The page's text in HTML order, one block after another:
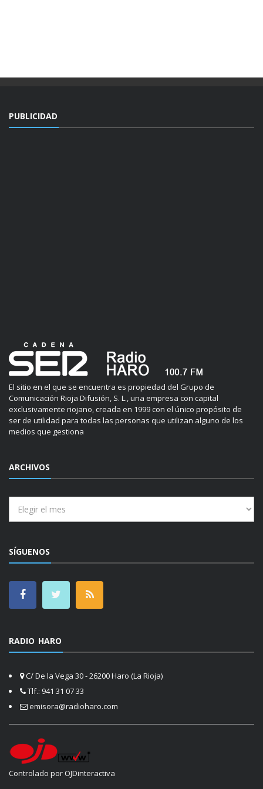
PUBLICIDAD
El sitio en el que se encuentra es propiedad del Grupo de
Comunicación Rioja Difusión, S. L., una empresa con capital
exclusivamente riojano, creada en 1999 con el único propósito de
ser de utilidad para todas las personas que utilizan alguno de los
medios que gestiona
ARCHIVOS
SÍGUENOS
RADIO HARO
C/ De la Vega 30 - 26200 Haro (La Rioja)
Tlf.: 941 31 07 33
emisora@radioharo.com
Controlado por OJDinteractiva